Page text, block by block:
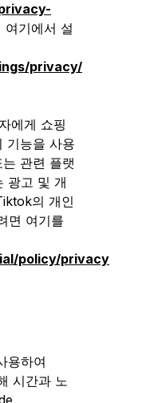
기에서 설
privacy/
에게 쇼핑
기능을 사용
관련 플랫
광고 및 개
의 개인
면 여기를
policy/privacy
용하여
시간과 노